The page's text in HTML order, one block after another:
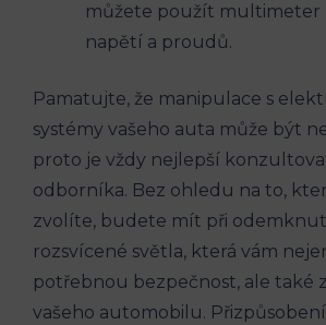
můžete použít multimeter
napětí a proudů.
Pamatujte, že manipulace s
systémy vašeho auta může být
proto je vždy nejlepší
odborníka. Bez ohledu na to,
zvolíte, budete mít při
rozsvícené světla, která vám
potřebnou bezpečnost, ale také
vašeho automobilu.